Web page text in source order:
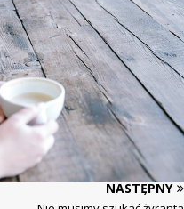
NASTĘPNY